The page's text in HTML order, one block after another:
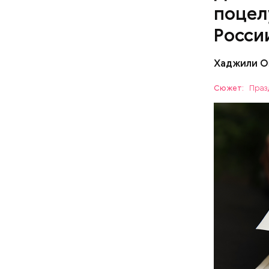
Хаджили
Сюжет:
В День
любимую
День